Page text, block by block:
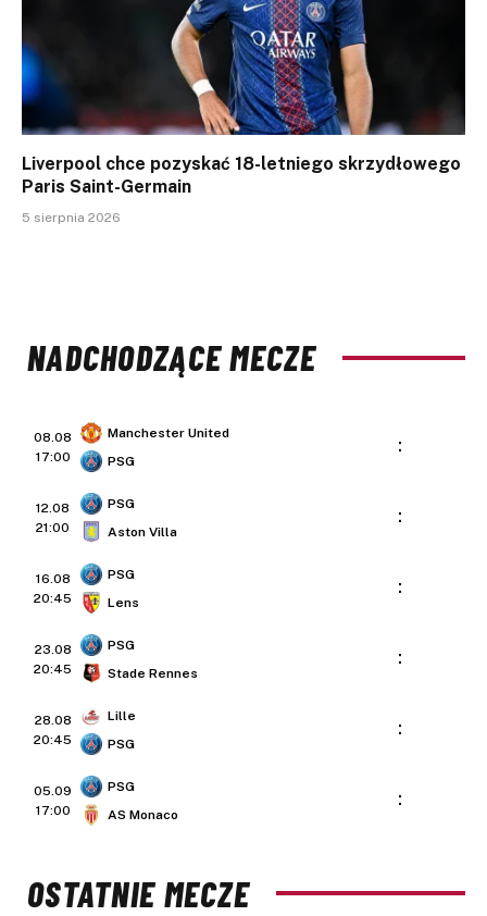
Liverpool chce pozyskać 18-letniego skrzydłowego
Paris Saint-Germain
5 sierpnia 2026
NADCHODZĄCE MECZE
08.08
17:00
Manchester United
PSG
:
12.08
21:00
PSG
Aston Villa
:
16.08
20:45
PSG
Lens
:
23.08
20:45
PSG
Stade Rennes
:
28.08
20:45
Lille
PSG
:
05.09
17:00
PSG
AS Monaco
:
OSTATNIE MECZE